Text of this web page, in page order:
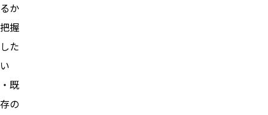
るか
把握
した
い
・既
存の